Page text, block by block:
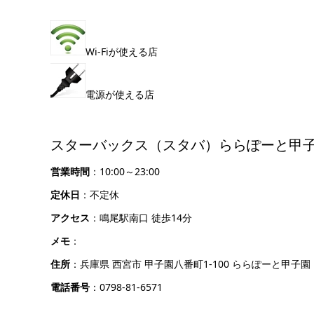
Wi-Fiが使える店
電源が使える店
スターバックス（スタバ）ららぽーと甲
営業時間 ：10:00～23:00
定休日 ：不定休
アクセス ：鳴尾駅南口 徒歩14分
メモ ：
住所 ：兵庫県 西宮市 甲子園八番町1-100 ららぽーと甲子園
電話番号 ：0798-81-6571